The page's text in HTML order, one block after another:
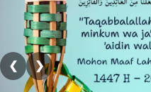
❮ ❯